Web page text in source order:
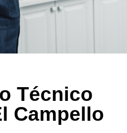
Técnico
Campello